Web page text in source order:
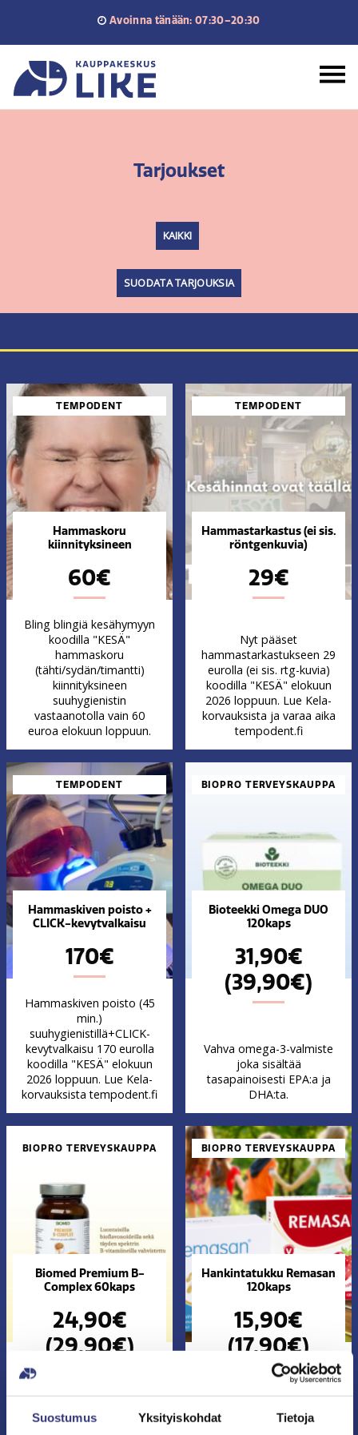
Suostumus Yksityiskohdat Tietoja
Avoinna tänään: 07:30–20:30
Tarjoukset
KAIKKI
SUODATA TARJOUKSIA
TEMPODENT
Hammaskoru
kiinnityksineen
60€
Bling blingiä kesähymyyn
koodilla "KESÄ"
hammaskoru
(tähti/sydän/timantti)
kiinnityksineen
suuhygienistin
vastaanotolla vain 60
euroa elokuun loppuun.
TEMPODENT
Hammastarkastus (ei sis.
röntgenkuvia)
29€
Nyt pääset
hammastarkastukseen 29
eurolla (ei sis. rtg-kuvia)
koodilla "KESÄ" elokuun
2026 loppuun. Lue Kela-
korvauksista ja varaa aika
tempodent.fi
TEMPODENT
Hammaskiven poisto +
CLICK-kevytvalkaisu
170€
Hammaskiven poisto (45
min.)
suuhygienistillä+CLICK-
kevytvalkaisu 170 eurolla
koodilla "KESÄ" elokuun
2026 loppuun. Lue Kela-
korvauksista tempodent.fi
BIOPRO TERVEYSKAUPPA
Bioteekki Omega DUO
120kaps
31,90€
(39,90€)
Vahva omega-3-valmiste
joka sisältää
tasapainoisesti EPA:a ja
DHA:ta.
BIOPRO TERVEYSKAUPPA
Biomed Premium B-
Complex 60kaps
24,90€
(29,90€)
Aktiivinen & luonnollinen
yhdistää kaikkein
BIOPRO TERVEYSKAUPPA
Hankintatukku Remasan
120kaps
15,90€
(17,90€)